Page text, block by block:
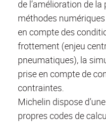
de l’amélioration de
méthodes
en compte des
frottement (enjeu
pneumatiques), la
prise en compte de
contraintes.
Michelin dispose
propres codes de